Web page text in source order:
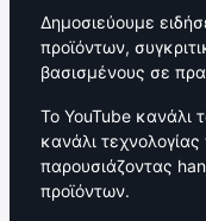
Δημοσιεύουμε
προϊόντων,
βασισμένους σε
Το YouTube κανάλι
κανάλι
παρουσιάζοντας
προϊόντων.